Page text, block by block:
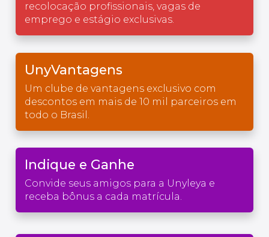
recolocação profissionais, vagas de
emprego e estágio exclusivas.
UnyVantagens
Um clube de vantagens exclusivo com
descontos em mais de 10 mil parceiros em
todo o Brasil.
Indique e Ganhe
Convide seus amigos para a Unyleya e
receba bônus a cada matrícula.